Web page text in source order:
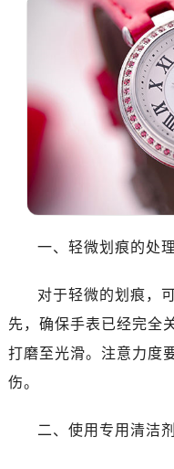
一、轻微划痕的处理
对于轻微的划痕，
先，确保手表已经完全
打磨至光滑。注意力度
伤。
二、使用专用清洁剂